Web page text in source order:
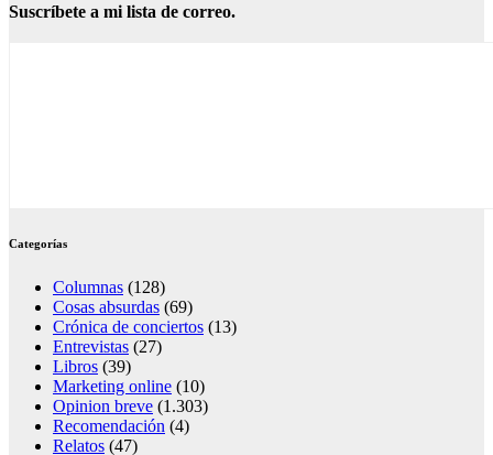
Suscríbete a mi lista de correo.
Categorías
Columnas (128)
Cosas absurdas (69)
Crónica de conciertos (13)
Entrevistas (27)
Libros (39)
Marketing online (10)
Opinion breve (1.303)
Recomendación (4)
Relatos (47)